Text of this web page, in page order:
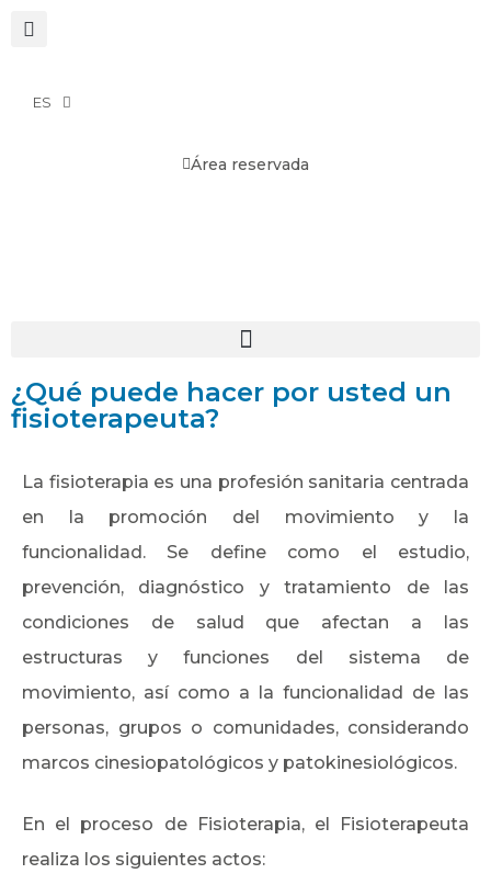
ES
Área reservada
¿Qué puede hacer por usted un
fisioterapeuta?
La fisioterapia es una profesión sanitaria centrada
en la promoción del movimiento y la
funcionalidad. Se define como el estudio,
prevención, diagnóstico y tratamiento de las
condiciones de salud que afectan a las
estructuras y funciones del sistema de
movimiento, así como a la funcionalidad de las
personas, grupos o comunidades, considerando
marcos cinesiopatológicos y patokinesiológicos.
En el proceso de Fisioterapia, el Fisioterapeuta
realiza los siguientes actos: